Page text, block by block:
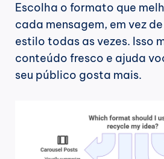
Escolha o formato que
cada mensagem, em vez
estilo todas as vezes. Isso
conteúdo fresco e ajuda
seu público gosta mais.